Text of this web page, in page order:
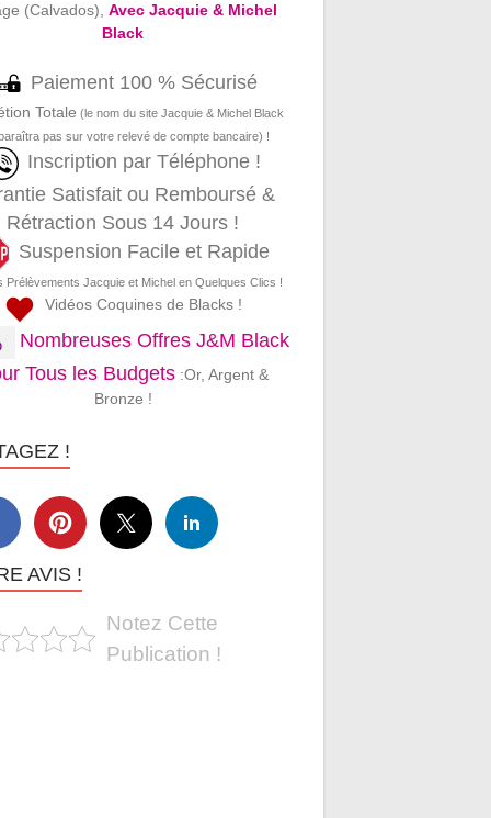
(Calvados),Avec Jacquie & Michel
Black
Paiement 100 % Sécurisé
Totale (le nom du site Jacquie & Michel Black
pas sur votre relevé de compte bancaire) !
Inscription par Téléphone !
Satisfait ou Remboursé &
Rétraction Sous 14 Jours !
Suspension Facile et Rapide
Prélèvements Jacquie et Michel en Quelques Clics !
Vidéos Coquines de Blacks !
Nombreuses Offres J&M Black
Tous les Budgets:Or, Argent &
Bronze !
!
AVIS !
Notez Cette
Publication !